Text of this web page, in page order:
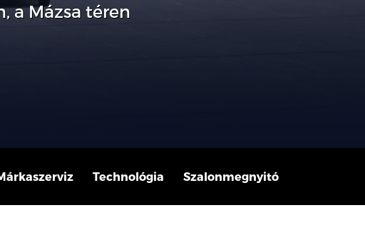
a Mázsa téren
Technológia Szalonmegnyitó